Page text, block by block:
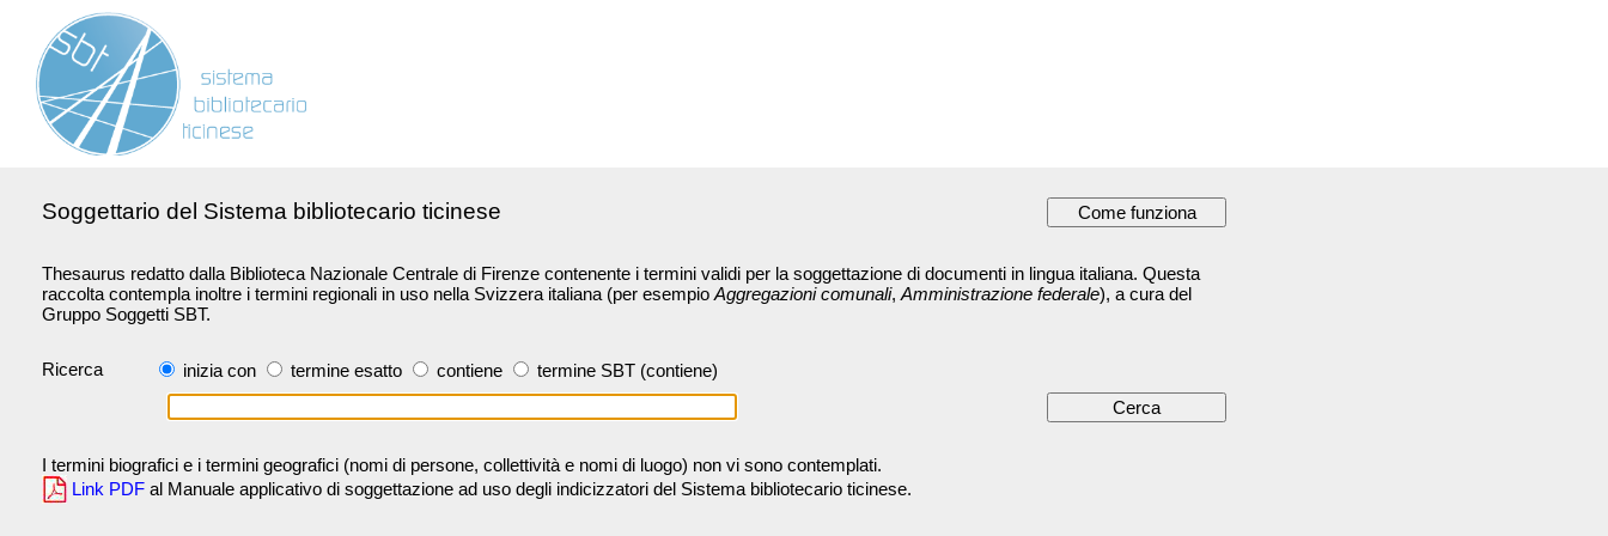
Soggettario del Sistema bibliotecario ticinese
Thesaurus redatto dalla Biblioteca Nazionale Centrale di Firenze contenente i termini validi per la soggettazione di documenti in lingua italiana. Questa
raccolta contempla inoltre i termini regionali in uso nella Svizzera italiana (per esempio Aggregazioni comunali, Amministrazione federale), a cura del
Gruppo Soggetti SBT.
Ricerca inizia con termine esatto contiene termine SBT (contiene)
I termini biografici e i termini geografici (nomi di persone, collettività e nomi di luogo) non vi sono contemplati.
Link PDF al Manuale applicativo di soggettazione ad uso degli indicizzatori del Sistema bibliotecario ticinese.